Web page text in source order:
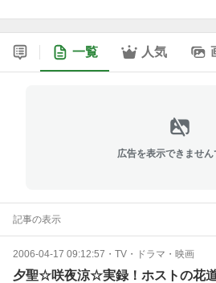
一覧 人気
広告を表示できません
記事の表示
2006-04-17 09:12:57 ・ TV・ドラマ・映画
夕聖☆咲夜涼☆実録！ホストの花